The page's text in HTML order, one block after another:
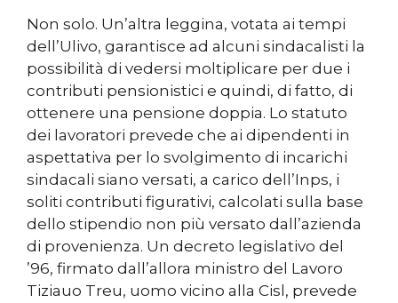
Non solo. Un’altra leggina, votata ai tempi
dell’Ulivo, garantisce ad alcuni sindacalisti la
possibilità di vedersi moltiplicare per due i
contributi pensionistici e quindi, di fatto, di
ottenere una pensione doppia. Lo statuto
dei lavoratori prevede che ai dipendenti in
aspettativa per lo svolgimento di incarichi
sindacali siano versati, a carico dell’Inps, i
soliti contributi figurativi, calcolati sulla base
dello stipendio non più versato dall’azienda
di provenienza. Un decreto legislativo del
’96, firmato dall’allora ministro del Lavoro
Tiziauo Treu, uomo vicino alla Cisl, prevede